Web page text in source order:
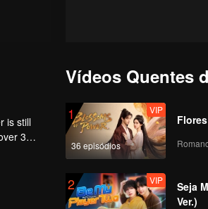
is still
3
Vídeos Quentes
1
36 episódios
VIP
2 VIP
Seja
Ver.)